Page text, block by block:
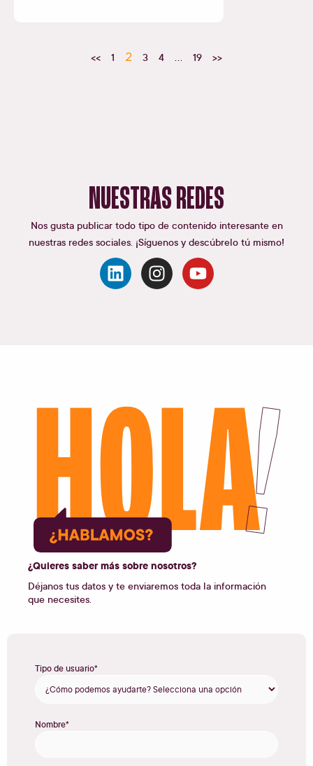
<< 1 2 3 4 … 19 >>
NUESTRAS REDES
Nos gusta publicar todo tipo de contenido interesante en
nuestras redes sociales. ¡Síguenos y descúbrelo tú mismo!
¿Quieres saber más sobre nosotros?
Déjanos tus datos y te enviaremos toda la información
que necesites.
Tipo de usuario*
Nombre*